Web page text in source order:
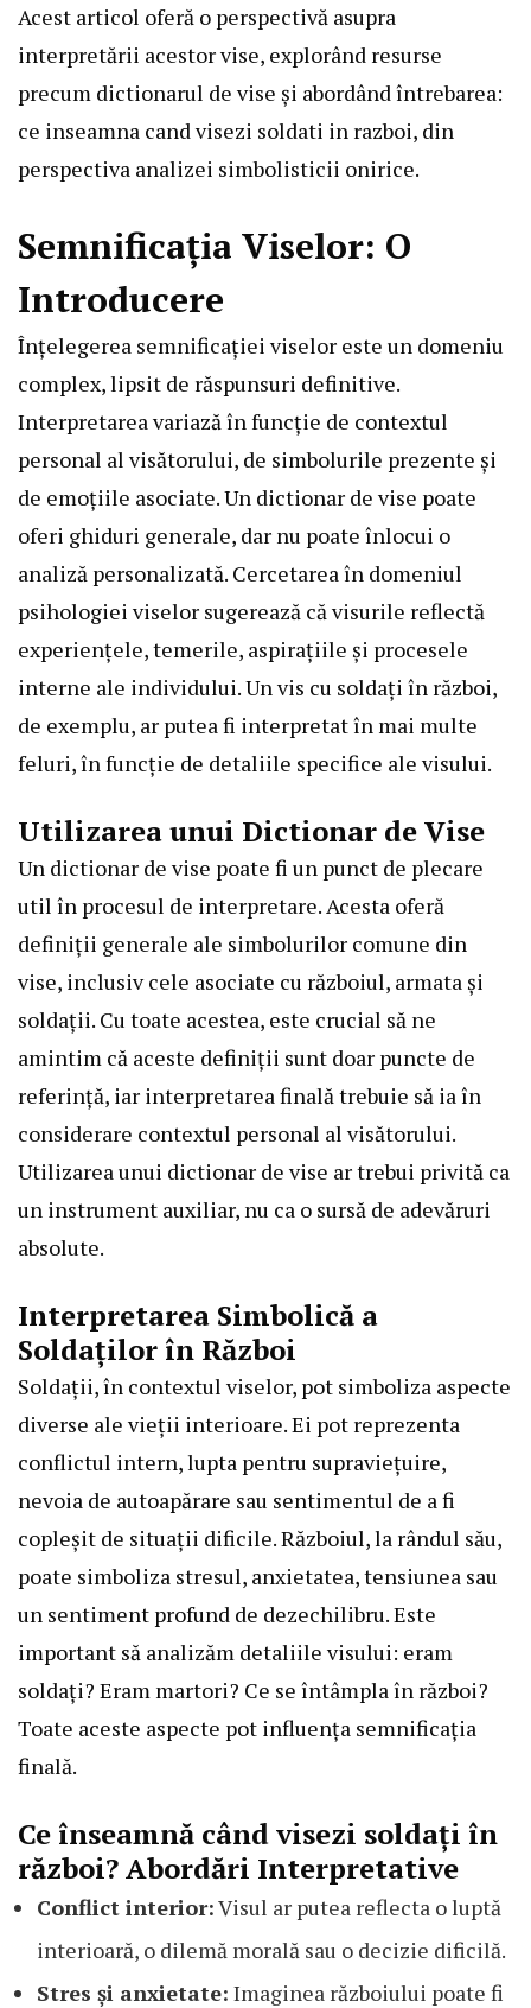
Acest articol oferă o perspectivă asupra
interpretării acestor vise, explorând resurse
precum dictionarul de vise și abordând întrebarea:
ce inseamna cand visezi soldati in razboi, din
perspectiva analizei simbolisticii onirice.
Semnificația Viselor: O
Introducere
Înțelegerea semnificației viselor este un domeniu
complex, lipsit de răspunsuri definitive.
Interpretarea variază în funcție de contextul
personal al visătorului, de simbolurile prezente și
de emoțiile asociate. Un dictionar de vise poate
oferi ghiduri generale, dar nu poate înlocui o
analiză personalizată. Cercetarea în domeniul
psihologiei viselor sugerează că visurile reflectă
experiențele, temerile, aspirațiile și procesele
interne ale individului. Un vis cu soldați în război,
de exemplu, ar putea fi interpretat în mai multe
feluri, în funcție de detaliile specifice ale visului.
Utilizarea unui Dictionar de Vise
Un dictionar de vise poate fi un punct de plecare
util în procesul de interpretare. Acesta oferă
definiții generale ale simbolurilor comune din
vise, inclusiv cele asociate cu războiul, armata și
soldații. Cu toate acestea, este crucial să ne
amintim că aceste definiții sunt doar puncte de
referință, iar interpretarea finală trebuie să ia în
considerare contextul personal al visătorului.
Utilizarea unui dictionar de vise ar trebui privită ca
un instrument auxiliar, nu ca o sursă de adevăruri
absolute.
Interpretarea Simbolică a
Soldaților în Război
Soldații, în contextul viselor, pot simboliza aspecte
diverse ale vieții interioare. Ei pot reprezenta
conflictul intern, lupta pentru supraviețuire,
nevoia de autoapărare sau sentimentul de a fi
copleșit de situații dificile. Războiul, la rândul său,
poate simboliza stresul, anxietatea, tensiunea sau
un sentiment profund de dezechilibru. Este
important să analizăm detaliile visului: eram
soldați? Eram martori? Ce se întâmpla în război?
Toate aceste aspecte pot influența semnificația
finală.
Ce înseamnă când visezi soldați în
război? Abordări Interpretative
Conflict interior:Visul ar putea reflecta o luptă
interioară, o dilemă morală sau o decizie dificilă.
Stres și anxietate: Imaginea războiului poate fi